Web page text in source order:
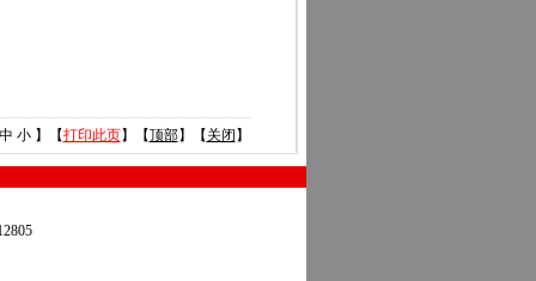
小】【打印此页】【顶部】【 关闭 】